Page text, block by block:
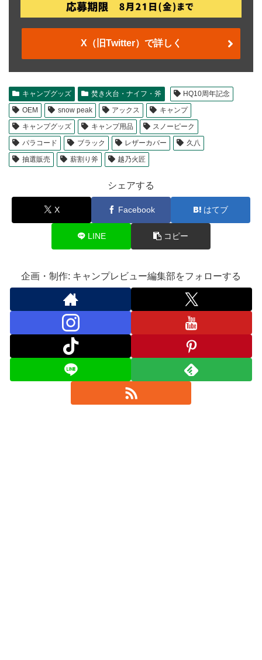
X（旧Twitter）で詳しく
キャンプグッズ 焚き火台・ナイフ・斧
HQ10周年記念
OEM
snow peak アックス
キャンプ
キャンプグッズ
キャンプ用品
スノーピーク
パラコード
ブラック レザーカバー
久八
抽選販売
薪割り斧 越乃火匠
シェアする
X Facebook はてブ
LINE コピー
企画・制作: キャンプレビュー編集部をフォローする